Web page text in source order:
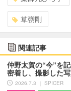
草彅剛
関連記事
仲野太賀の“今”を
密着し、撮影した
2026.7.3 ｜ SPICER